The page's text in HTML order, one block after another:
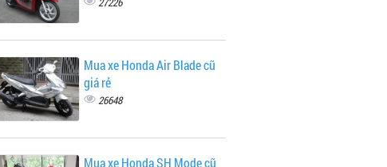
Mua xe Honda Air Blade cũ
giá rẻ
26648
Mua xe Honda SH Mode cũ